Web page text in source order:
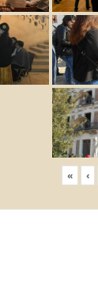
« ‹